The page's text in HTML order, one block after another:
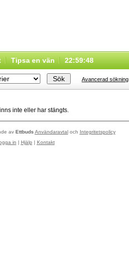
Tipsa en vän 22:59:48
Avancerad sökning
inte eller har stängts.
av Ettbuds Användaravtaloch Integritetspolicy
in | Hjälp | Kontakt